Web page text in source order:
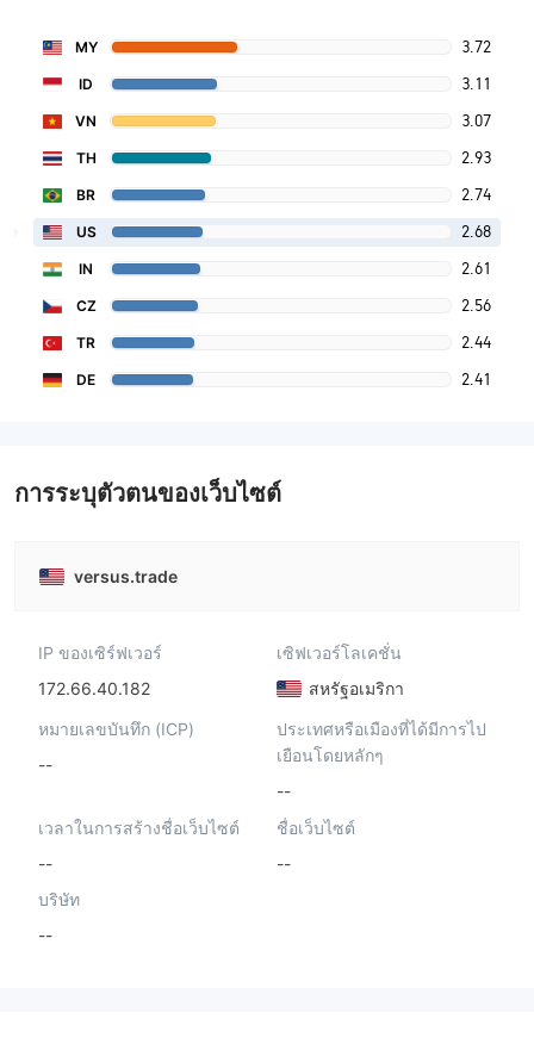
MY 3.72
ID 3.11
VN 3.07
TH 2.93
BR 2.74
US 2.68
IN 2.61
CZ 2.56
TR 2.44
DE 2.41
การระบุตัวตนของเว็บไซต์
versus.trade
IP ของเซิร์ฟเวอร์
172.66.40.182
เซิฟเวอร์โลเคชั่น
สหรัฐอเมริกา
หมายเลขบันทึก (ICP)
--
ประเทศหรือเมืองที่ได้มีการไป
เยือนโดยหลักๆ
--
เวลาในการสร้างชื่อเว็บไซต์
--
ชื่อเว็บไซต์
--
บริษัท
--